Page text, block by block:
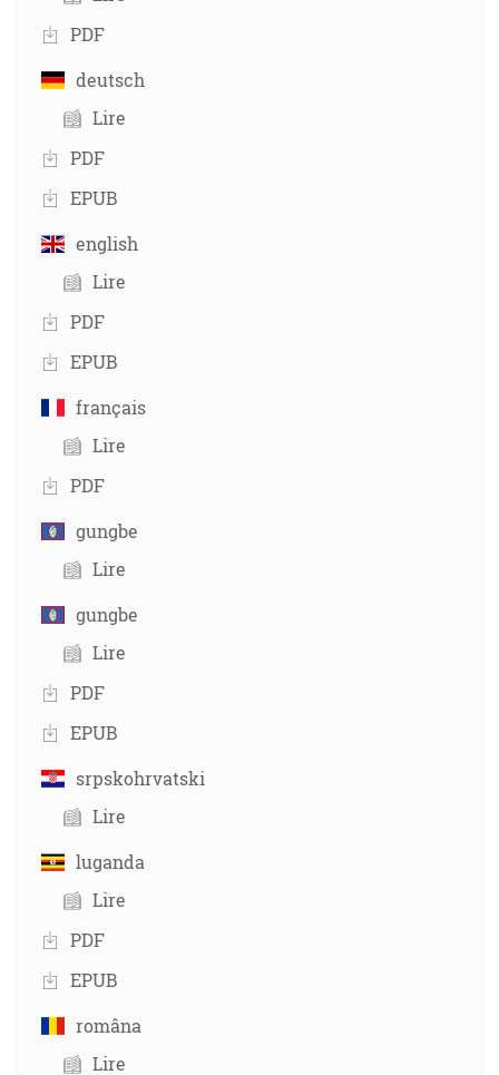
PDF
deutsch
Lire
PDF
EPUB
english
Lire
PDF
EPUB
français
Lire
PDF
gungbe
Lire
gungbe
Lire
PDF
EPUB
srpskohrvatski
Lire
luganda
Lire
PDF
EPUB
româna
Lire